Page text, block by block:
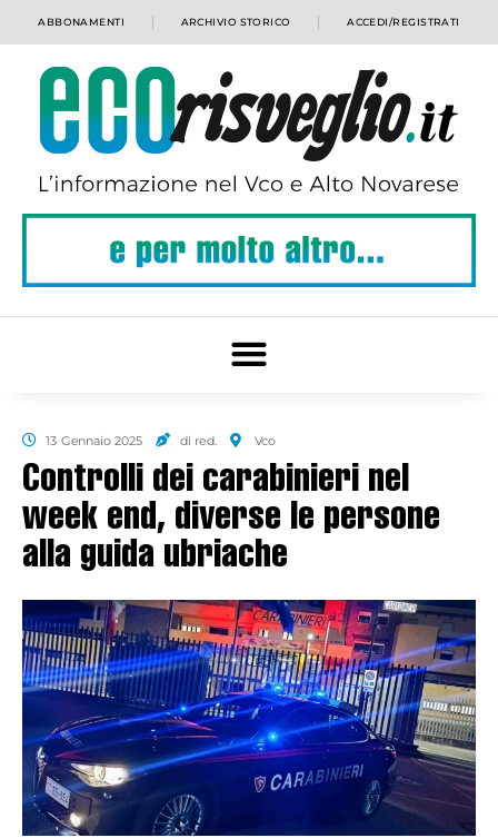
ABBONAMENTI ARCHIVIO STORICO ACCEDI/REGISTRATI
13 Gennaio 2025 di red. Vco
Controlli dei carabinieri nel
week end, diverse le persone
alla guida ubriache